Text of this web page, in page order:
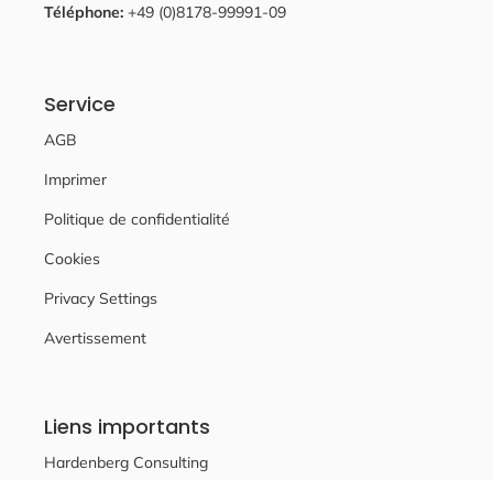
Téléphone: +49 (0)8178-99991-09
Service
AGB
Imprimer
Politique de confidentialité
Cookies
Privacy Settings
Avertissement
Liens importants
Hardenberg Consulting